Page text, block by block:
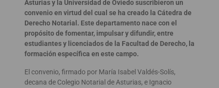
Asturias y la Universidad de Oviedo suscribieron un
convenio en virtud del cual se ha creado la Cátedra de
Derecho Notarial. Este departamento nace con el
propósito de fomentar, impulsar y difundir, entre
estudiantes y licenciados de la Facultad de Derecho, la
formación específica en este campo.
El convenio, firmado por María Isabel Valdés-Solís,
decana de Colegio Notarial de Asturias, e Ignacio